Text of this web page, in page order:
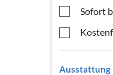
Sofort
Ausstattung